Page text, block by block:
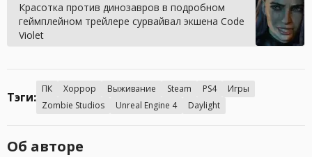
Красотка против динозавров в подробном
геймплейном трейлере сурвайвал экшена Code
Violet
Тэги:
ПК Хоррор Выживание Steam PS4
Игры
Zombie Studios
Unreal Engine 4 Daylight
Об авторе